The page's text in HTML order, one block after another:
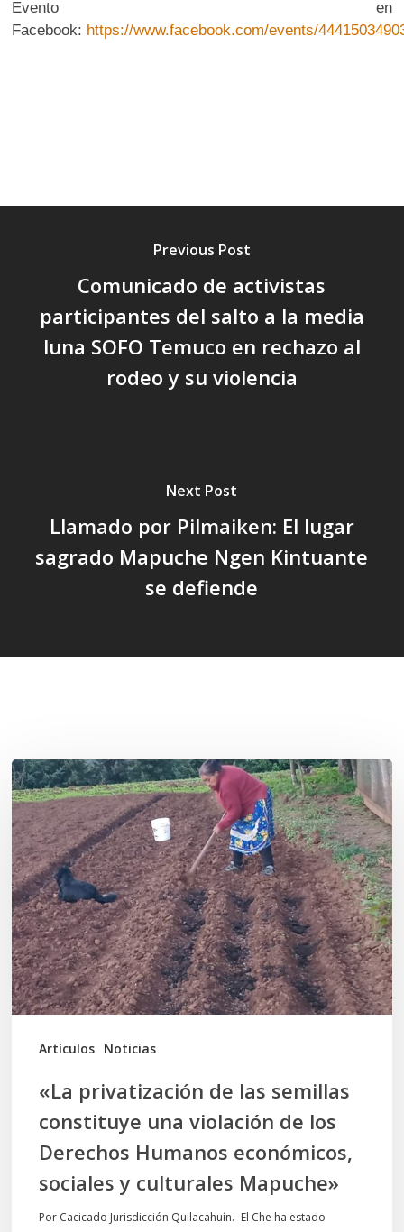
Evento en
Facebook: https://www.facebook.com/events/
Previous Post
Comunicado de activistas
participantes del salto a la media
luna SOFO Temuco en rechazo al
rodeo y su violencia
Next Post
Llamado por Pilmaiken: El lugar
sagrado Mapuche Ngen Kintuante
se defiende
Artículos Noticias
«La
privatización
de
las
semillas
constituye
una
violación
de
Humanos
económicos,
sociales
culturales
«La privatización de las semillas
constituye una violación de los
Derechos Humanos económicos,
sociales y culturales Mapuche»
Por Cacicado Jurisdicción Quilacahuín.- El Che ha estado